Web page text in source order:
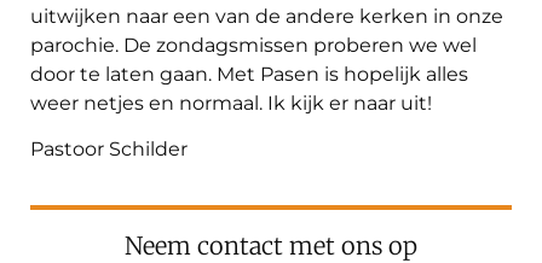
uitwijken naar een van de andere kerken in onze
parochie. De zondagsmissen proberen we wel
door te laten gaan. Met Pasen is hopelijk alles
weer netjes en normaal. Ik kijk er naar uit!
Pastoor Schilder
Neem contact met ons op